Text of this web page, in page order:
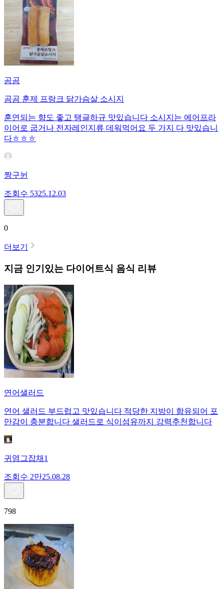
곰곰
곰곰 훈제 프랑크 닭가슴살 소시지
훈연되는 향도 좋고 탱글하규 맛있습니다 소시지는 에어프라
이어로 굽거나 전자레인지류 데워먹어요 두 가지 다 맛있습니
다ㅎㅎㅎ
짱구뉜
조회수 5325.12.03
0
더보기
지금 인기있는 다이어트식 음식 리뷰
연어샐러드
연어 샐러드 부드럽고 맛있습니다 적당한 지방이 함유되어 포
만감이 충분합니다 샐러드로 식이섬유까지 강력추천합니다
귀염그잡채1
조회수 2만25.08.28
798